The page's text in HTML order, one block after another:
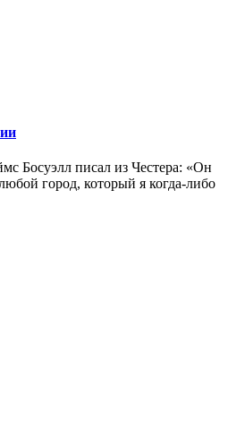
Босуэлл писал из Честера: «Он
город, который я когда-либо